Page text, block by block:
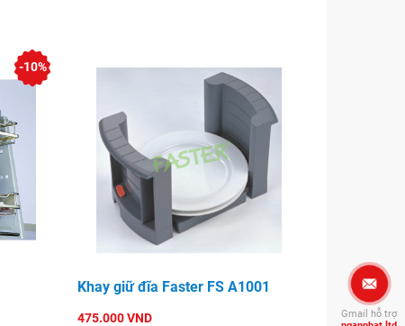
-10%
Khay giữ đĩa Faster FS A1001
475.000 VND
Gmail hỗ trợ